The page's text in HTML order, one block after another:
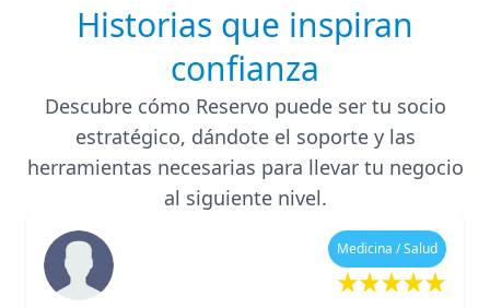
Historias que inspiran
confianza
Descubre cómo Reservo puede ser tu socio
estratégico, dándote el soporte y las
herramientas necesarias para llevar tu negocio
al siguiente nivel.
Medicina / Salud